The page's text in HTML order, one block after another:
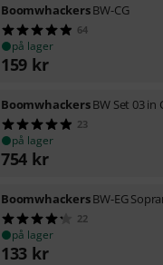
BoomwhackersBW-CG
64
på lager
159 kr
BoomwhackersBW Set 03 in
23
på lager
754 kr
BoomwhackersBW-EG
22
på lager
133 kr